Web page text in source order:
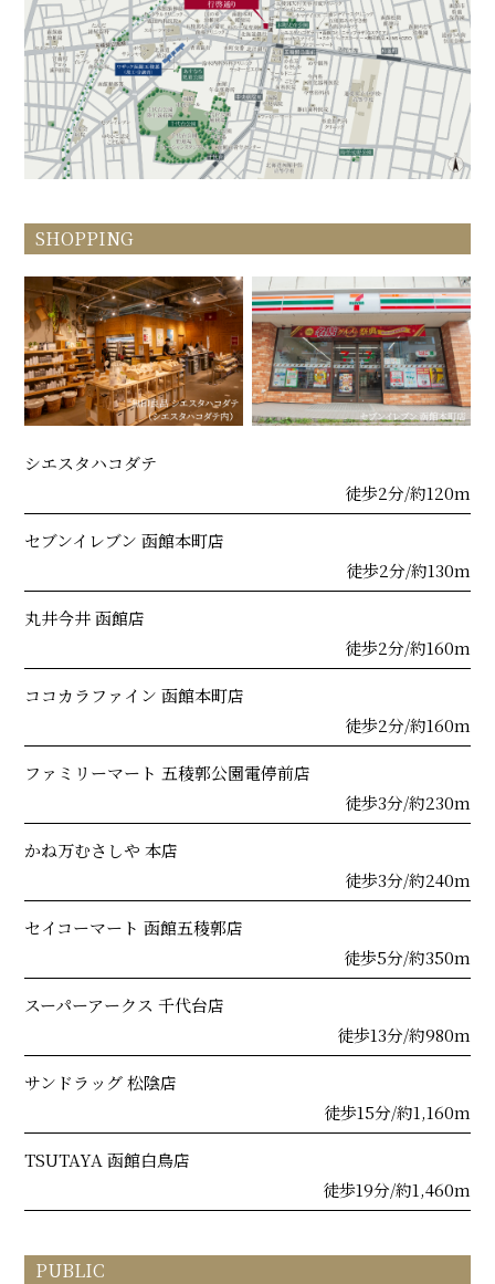
SHOPPING
シエスタハコダテ
徒歩2分/約120m
セブンイレブン 函館本町店
徒歩2分/約130m
丸井今井 函館店
徒歩2分/約160m
ココカラファイン 函館本町店
徒歩2分/約160m
ファミリーマート 五稜郭公園電停前店
徒歩3分/約230m
かね万むさしや 本店
徒歩3分/約240m
セイコーマート 函館五稜郭店
徒歩5分/約350m
スーパーアークス 千代台店
徒歩13分/約980m
サンドラッグ 松陰店
徒歩15分/約1,160m
TSUTAYA 函館白鳥店
徒歩19分/約1,460m
PUBLIC